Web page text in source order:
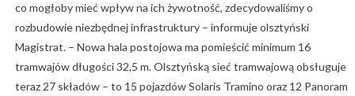
co mogłoby mieć wpływ na ich żywotność, zdecydowaliśmy o
rozbudowie niezbędnej infrastruktury – informuje olsztyński
Magistrat. – Nowa hala postojowa ma pomieścić minimum 16
tramwajów długości 32,5 m. Olsztyńską sieć tramwajową obsługuje
teraz 27 składów – to 15 pojazdów Solaris Tramino oraz 12 Panoram